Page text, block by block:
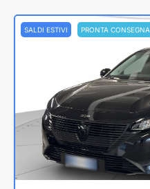
SALDI ESTIVI PRONTA CONSEGNA